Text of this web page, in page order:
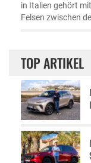
in Italien gehört
Felsen zwischen
TOP ARTIKEL